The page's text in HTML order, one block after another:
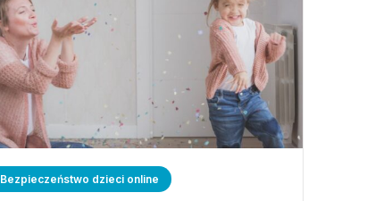
Bezpieczeństwo dzieci online